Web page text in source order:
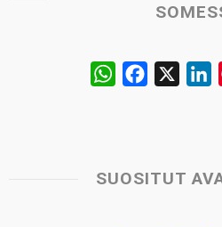
W
s
b
e
SUOSITUT